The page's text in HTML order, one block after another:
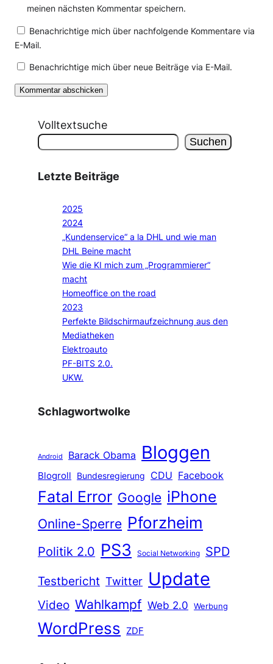
meinen nächsten Kommentar speichern.
Benachrichtige mich über nachfolgende Kommentare via
E-Mail.
Benachrichtige mich über neue Beiträge via E-Mail.
Volltextsuche
Suchen
Letzte Beiträge
2025
2024
„Kundenservice“ a la DHL und wie man
DHL Beine macht
Wie die KI mich zum „Programmierer“
macht
Homeoffice on the road
2023
Perfekte Bildschirmaufzeichnung aus den
Mediatheken
Elektroauto
PF-BITS 2.0.
UKW.
Schlagwortwolke
Android Barack Obama Bloggen
Blogroll Bundesregierung CDU Facebook
Fatal Error Google iPhone
Online-Sperre Pforzheim
Politik 2.0 PS3 Social Networking
SPD
Testbericht Twitter Update
Video Wahlkampf Web 2.0 Werbung
WordPress ZDF